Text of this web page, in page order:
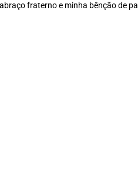
fraternoe minha bênção de